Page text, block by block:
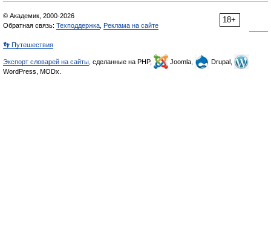
18+
© Академик, 2000-2026
Обратная связь: Техподдержка Реклама на сайте
👣 Путешествия
Экспорт словарей на сайты , сделанные на PHP, Joomla,
Drupal,
WordPress, MODx.